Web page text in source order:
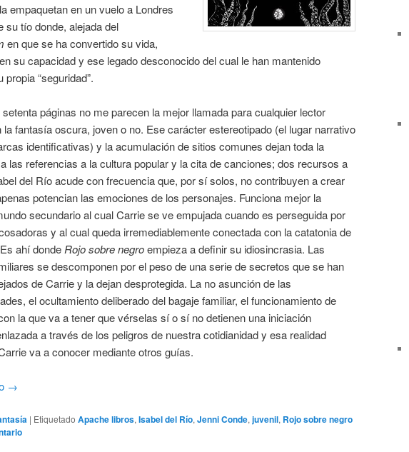
empaquetan en un vuelo a Londres
su tío donde, alejada del
en que se ha convertido su vida,
su capacidad y ese legado desconocido del cual le han mantenido
propia “seguridad”.
páginas no me parecen la mejor llamada para cualquier lector
la fantasía oscura, joven o no. Ese carácter estereotipado (el lugar narrativo
identificativas) y la acumulación de sitios comunes dejan toda la
las referencias a la cultura popular y la cita de canciones; dos recursos a
del Río acude con frecuencia que, por sí solos, no contribuyen a crear
potencian las emociones de los personajes. Funciona mejor la
secundario al cual Carrie se ve empujada cuando es perseguida por
y al cual queda irremediablemente conectada con la catatonia de
ahí donde Rojo sobre negroempieza a definir su idiosincrasia. Las
se descomponen por el peso de una serie de secretos que se han
de Carrie y la dejan desprotegida. La no asunción de las
el ocultamiento deliberado del bagaje familiar, el funcionamiento de
la que va a tener que vérselas sí o sí no detienen una iniciación
a través de los peligros de nuestra cotidianidad y esa realidad
va a conocer mediante otros guías.
→
| Etiquetado Apache libros, Isabel del Río, Jenni Conde, juvenil, Rojo sobre negro